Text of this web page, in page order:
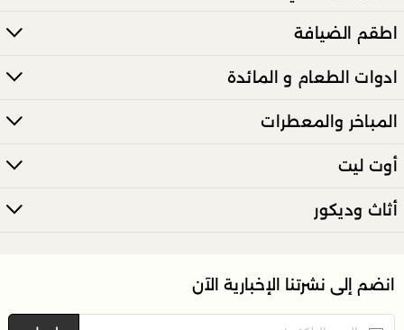
اطقم الضيافة
ادوات الطعام و المائدة
المباخر والمعطرات
أوت ليت
أثاث وديكور
انضم إلى نشرتنا الإخبارية الآن